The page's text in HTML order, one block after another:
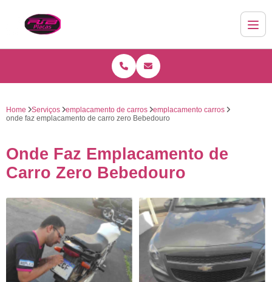
Home Serviços emplacamento de carros
emplacamento carros
onde faz emplacamento de carro zero Bebedouro
Onde Faz Emplacamento de
Carro Zero Bebedouro